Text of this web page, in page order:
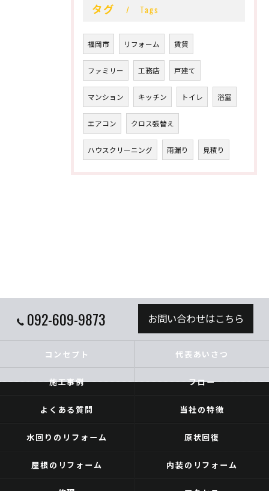
タグ Tags
福岡市 リフォーム 賃貸
ファミリー 工務店 戸建て
マンション キッチン トイレ 浴室
エアコン クロス張替え
ハウスクリーニング 雨漏り 見積り
092-609-9873 お問い合わせはこちら
コンセプト 代表あいさつ
施工事例 フロー
よくある質問 当社の特徴
水回りのリフォーム 原状回復
屋根のリフォーム 内装のリフォーム